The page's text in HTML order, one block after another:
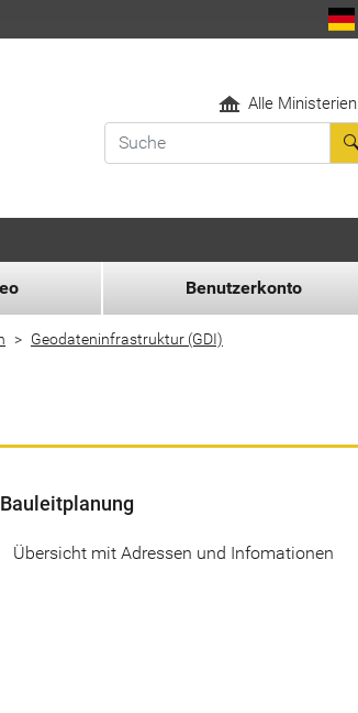
Alle Ministerien
Benutzerkonto
Geodateninfrastruktur (GDI)
Bauleitplanung
Übersicht mit Adressen und Infomationen